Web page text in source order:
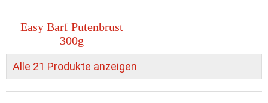
Easy Barf Putenbrust
300g
Alle 21 Produkte anzeigen